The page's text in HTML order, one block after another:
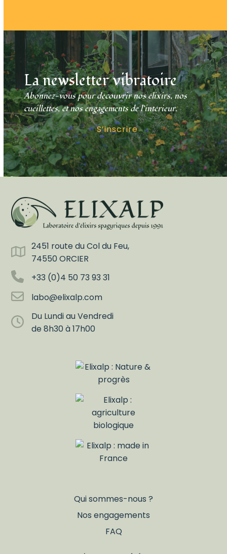
La newsletter vibratoire
Abonnez-vous pour découvrir nos élixirs, nos
cueillettes, et nos engagements de l’intérieur.
S’inscrire
2451 route du Col du Feu,
74550 ORCIER
+33 (0)4 50 73 93 31
labo@elixalp.com
Du Lundi au Vendredi
de 8h30 à 17h00
Qui sommes-nous ?
Nos engagements
FAQ